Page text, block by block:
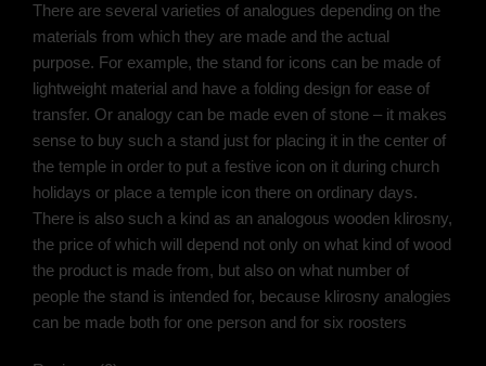
There are several varieties of analogues depending on the
materials from which they are made and the actual
purpose. For example, the stand for icons can be made of
lightweight material and have a folding design for ease of
transfer. Or analogy can be made even of stone – it makes
sense to buy such a stand just for placing it in the center of
the temple in order to put a festive icon on it during church
holidays or place a temple icon there on ordinary days.
There is also such a kind as an analogous wooden klirosny,
the price of which will depend not only on what kind of wood
the product is made from, but also on what number of
people the stand is intended for, because klirosny analogies
can be made both for one person and for six roosters